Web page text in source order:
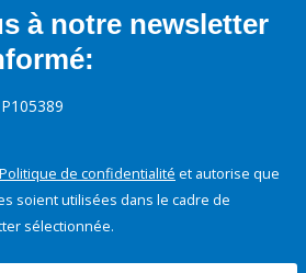
à notre newsletter
Politique de confidentialité et autorise que
soient utilisées dans le cadre de
sélectionnée.